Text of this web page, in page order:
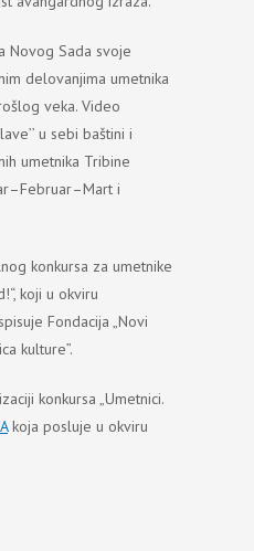
Novog Sada svoje
delovanjima umetnika
veka. Video
u sebi baštini i
umetnika Tribine
–Februar–Mart i
konkursa za umetnike
koji u okviru
Fondacija „Novi
kulture”.
konkursa „Umetnici.
koja posluje u okviru